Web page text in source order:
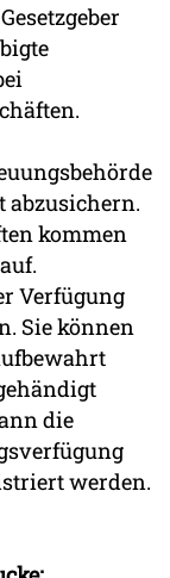
abzusichern.
kommen
Verfügung
Sie können
die
werden.